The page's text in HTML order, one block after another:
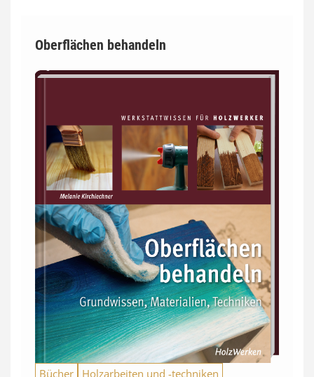
Oberflächen behandeln
Bücher Holzarbeiten und -techniken